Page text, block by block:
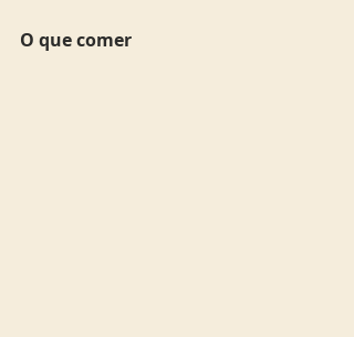
O que comer